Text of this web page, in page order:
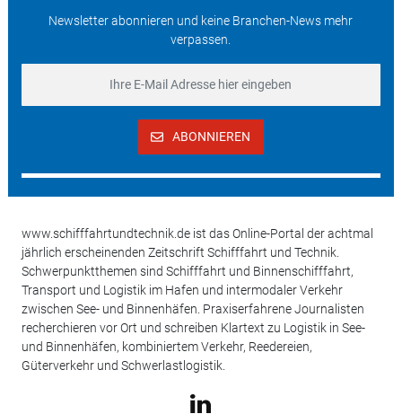
Newsletter abonnieren und keine Branchen-News mehr
verpassen.
ABONNIEREN
www.schifffahrtundtechnik.de ist das Online-Portal der achtmal
jährlich erscheinenden Zeitschrift Schifffahrt und Technik.
Schwerpunktthemen sind Schifffahrt und Binnenschifffahrt,
Transport und Logistik im Hafen und intermodaler Verkehr
zwischen See- und Binnenhäfen. Praxiserfahrene Journalisten
recherchieren vor Ort und schreiben Klartext zu Logistik in See-
und Binnenhäfen, kombiniertem Verkehr, Reedereien,
Güterverkehr und Schwerlastlogistik.